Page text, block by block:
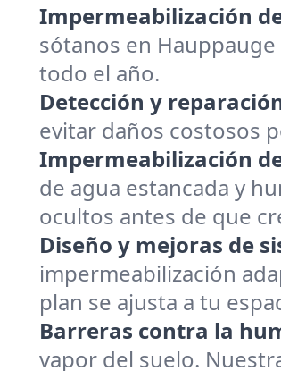
Impermeabilización
sótanos en
todo el año.
Detección y
evitar daños costosos
Impermeabilización
de agua estancada y
ocultos antes de que
Diseño y mejoras de
impermeabilización
plan se ajusta a tu
Barreras contra la
vapor del suelo.